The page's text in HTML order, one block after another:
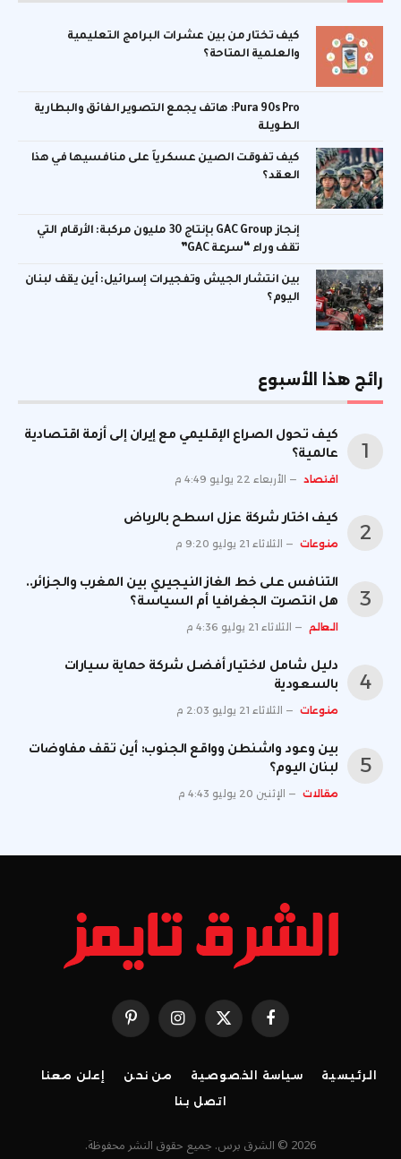
كيف تختار من بين عشرات البرامج التعليمية
والعلمية المتاحة؟
Pura 90s Pro: هاتف يجمع التصوير الفائق والبطارية
الطويلة
كيف تفوقت الصين عسكرياً على منافسيها في هذا
العقد؟
إنجاز GAC Group بإنتاج 30 مليون مركبة: الأرقام التي
تقف وراء “سرعة GAC”
بين انتشار الجيش وتفجيرات إسرائيل: أين يقف لبنان
اليوم؟
رائج هذا الأسبوع
كيف تحول الصراع الإقليمي مع إيران إلى أزمة اقتصادية
عالمية؟
اقتصاد الأربعاء 22 يوليو 4:49 م
كيف اختار شركة عزل اسطح بالرياض
منوعات الثلاثاء 21 يوليو 9:20 م
التنافس على خط الغاز النيجيري بين المغرب والجزائر..
هل انتصرت الجغرافيا أم السياسة؟
العالم الثلاثاء 21 يوليو 4:36 م
دليل شامل لاختيار أفضل شركة حماية سيارات
بالسعودية
منوعات الثلاثاء 21 يوليو 2:03 م
بين وعود واشنطن وواقع الجنوب: أين تقف مفاوضات
لبنان اليوم؟
مقالات الإثنين 20 يوليو 4:43 م
فيسبوك X
(Twitter)
الانستغرامبينتيريست
الرئيسية سياسة الخصوصية من نحن
إعلن معنا
اتصل بنا
2026 © الشرق برس. جميع حقوق النشر محفوظة.